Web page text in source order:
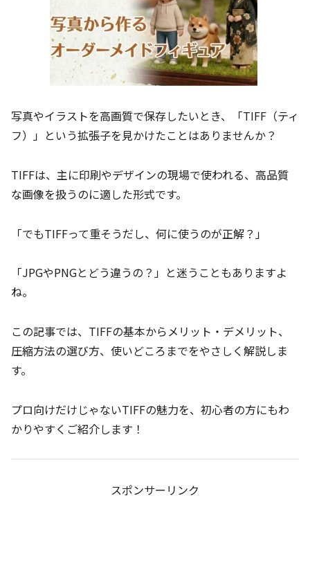
写真やイラストを高画質で保存したいとき、「TIFF（ティ
フ）」という拡張子を見かけたことはありませんか？
TIFFは、主に印刷やデザインの現場で使われる、高品質
な画像を扱うのに適した形式です。
「でもTIFFって重そうだし、何に使うのが正解？」
「JPGやPNGとどう違うの？」と迷うこともありますよ
ね。
この記事では、TIFFの基本からメリット・デメリット、
圧縮方法の選び方、使いどころまでをやさしく解説しま
す。
プロ向けだけじゃないTIFFの魅力を、初心者の方にもわ
かりやすくご紹介します！
スポンサーリンク